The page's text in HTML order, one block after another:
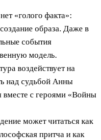
«голого факта»:
образа. Даже в
события
модель.
воздействует на
над судьбой Анны
вместе с героями «Войны
может читаться как
притча и как